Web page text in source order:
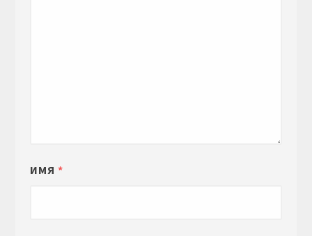
ИМЯ *